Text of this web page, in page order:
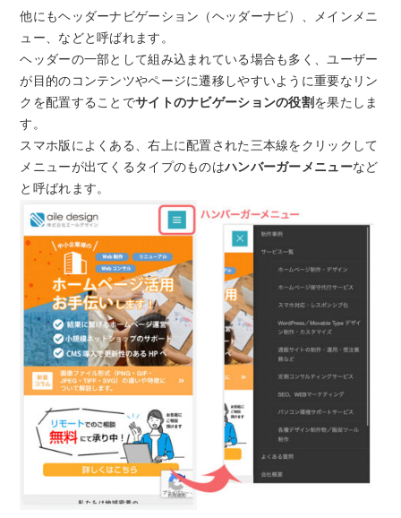
他にもヘッダーナビゲーション（ヘッダーナビ）、メインメニ
ュー、などと呼ばれます。
ヘッダーの一部として組み込まれている場合も多く、ユーザー
が目的のコンテンツやページに遷移しやすいように重要なリン
クを配置することでサイトのナビゲーションの役割 を果たしま
す。
スマホ版によくある、右上に配置された三本線をクリックして
メニューが出てくるタイプのものはハンバーガーメニューなど
と呼ばれます。